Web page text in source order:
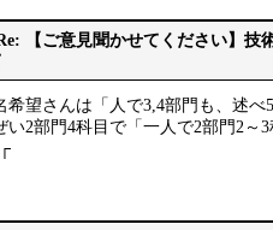
【ご意見聞かせてください】技
希望さんは「人で3,4部門も、述
い2部門4科目で「一人で2部門2